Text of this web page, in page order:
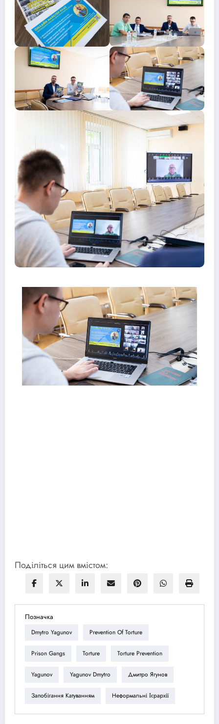
Поділіться цим вмістом:
Позначка
Dmytro Yagunov Prevention Of Torture
Prison Gangs Torture Torture Prevention
Yagunov Yagunov Dmytro Дмитро Ягунов
Запобігання Катуванням Неформальні Ієрархії